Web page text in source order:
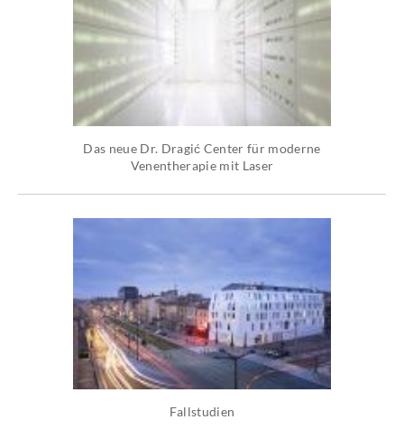
Das neue Dr. Dragić Center für moderne
Venentherapie mit Laser
Fallstudien